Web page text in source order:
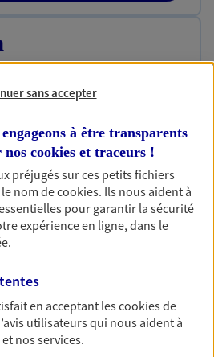
comme vous. Le
votre sérénité en
tient à coeur.
UN TARIF EN LIGNE
de la Vie
pâtissier en herbe
Avec Ma Protection
qualité de vie et vos
Accidents de la Vie
sans accepter
à être transparents
nos cookies et traceurs !
préjugés sur ces petits fichiers
nom decookies. Ils nous aident à
pour garantir la sécurité
expérience en ligne, dans le
en acceptant lescookiesde
utilisateurs qui nous aident à
nos services.